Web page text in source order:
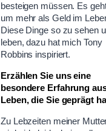
besteigen müssen. Es
um mehr als Geld im
Diese Dinge so zu sehen
leben, dazu hat mich Tony
Robbins inspiriert.
Erzählen Sie uns eine
besondere Erfahrung
Leben, die Sie geprägt
Zu Lebzeiten meiner